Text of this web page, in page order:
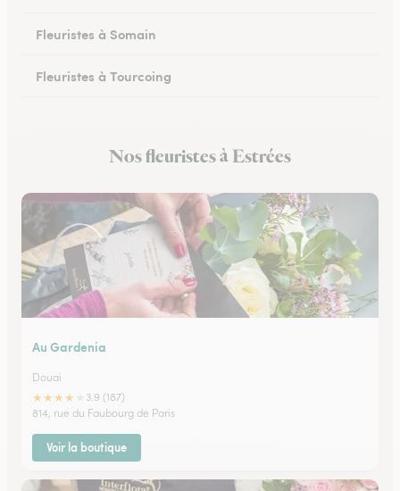
Fleuristes à Somain
Fleuristes à Tourcoing
Fleuristes à CysoingNos fleuristes à Estrées
Au Gardenia
Douai
★★★★
3.9 (187)
814, rue du Faubourg de Paris
Voir la boutique